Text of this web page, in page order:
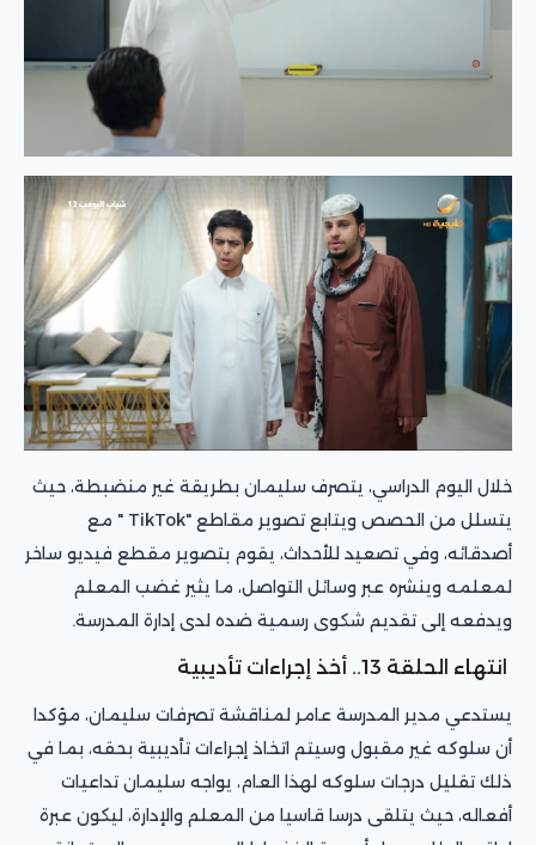
خلال اليوم الدراسي، يتصرف سليمان بطريقة غير منضبطة، حيث
يتسلل من الحصص ويتابع تصوير مقاطع "TikTok " مع
أصدقائه، وفي تصعيد للأحداث، يقوم بتصوير مقطع فيديو ساخر
لمعلمه وينشره عبر وسائل التواصل، ما يثير غضب المعلم
ويدفعه إلى تقديم شكوى رسمية ضده لدى إدارة المدرسة.
انتهاء الحلقة 13.. أخذ إجراءات تأديبية
يستدعي مدير المدرسة عامر لمناقشة تصرفات سليمان، مؤكدا
أن سلوكه غير مقبول وسيتم اتخاذ إجراءات تأديبية بحقه، بما في
ذلك تقليل درجات سلوكه لهذا العام، يواجه سليمان تداعيات
أفعاله، حيث يتلقى درسا قاسيا من المعلم والإدارة، ليكون عبرة